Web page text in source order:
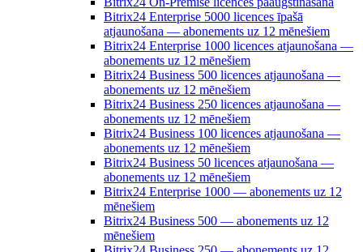
Bitrix24 Enterprise 5000 licences īpašā
atjaunošana — abonements uz 12 mēnešiem
Bitrix24 Enterprise 1000 licences atjaunošana —
abonements uz 12 mēnešiem
Bitrix24 Business 500 licences atjaunošana —
abonements uz 12 mēnešiem
Bitrix24 Business 250 licences atjaunošana —
abonements uz 12 mēnešiem
Bitrix24 Business 100 licences atjaunošana —
abonements uz 12 mēnešiem
Bitrix24 Business 50 licences atjaunošana —
abonements uz 12 mēnešiem
Bitrix24 Enterprise 1000 — abonements uz 12
mēnešiem
Bitrix24 Business 500 — abonements uz 12
mēnešiem